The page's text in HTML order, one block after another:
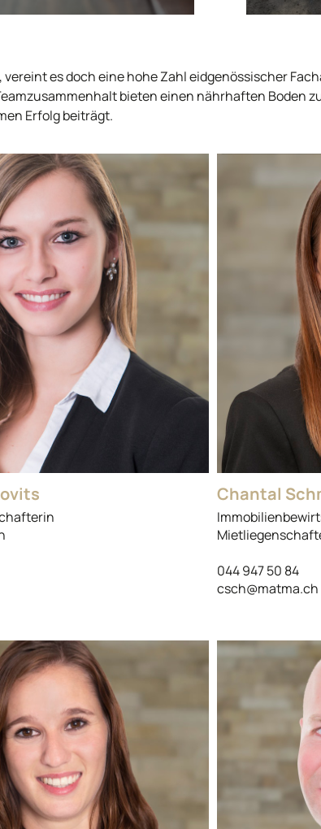
es doch eine hohe Zahl eidgenössischer
bieten einen nährhaften Boden
Erfolg beiträgt.
Chantal
044 947 50 84
csch@matma.ch